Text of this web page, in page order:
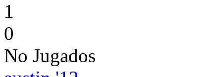
1
0
No Jugados